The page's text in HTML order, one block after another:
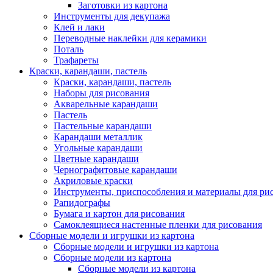
Заготовки из картона
Инструменты для декупажа
Клей и лаки
Переводные наклейки для керамики
Поталь
Трафареты
Краски, карандаши, пастель
Краски, карандаши, пастель
Наборы для рисования
Акварельные карандаши
Пастель
Пастельные карандаши
Карандаши металлик
Угольные карандаши
Цветные карандаши
Чернографитовые карандаши
Акриловые краски
Инструменты, приспособления и материалы для
Рапидографы
Бумага и картон для рисования
Самоклеящиеся настенные пленки для рисования
Сборные модели и игрушки из картона
Сборные модели и игрушки из картона
Сборные модели из картона
Сборные модели из картона